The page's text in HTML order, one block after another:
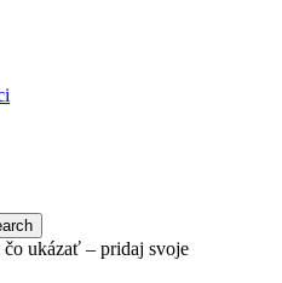
ukázať – pridaj svoje